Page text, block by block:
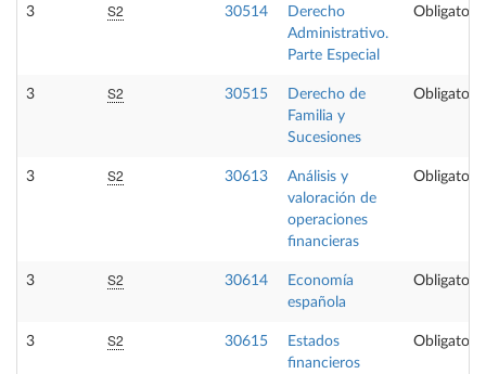
3 S2 30514
Derecho
Administrativo.
Parte Especial
Obligatoria
3 S2 30515
Derecho de
Familia y
Sucesiones
Obligatoria
3 S2 30613
Análisis y
valoración de
operaciones
financieras
Obligatoria
3 S2 30614
Economía
española
Obligatoria
3 S2 30615
Estados
financieros
Obligatoria